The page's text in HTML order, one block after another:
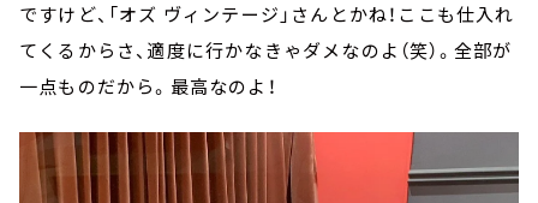
ですけど、「オズ ヴィンテージ」さんとかね！ここも仕入れ
てくるからさ、適度に行かなきゃダメなのよ（笑）。全部が
一点ものだから。最高なのよ！